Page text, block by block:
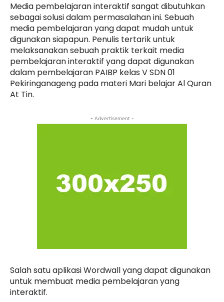
Media pembelajaran interaktif sangat dibutuhkan
sebagai solusi dalam permasalahan ini. Sebuah
media pembelajaran yang dapat mudah untuk
digunakan siapapun. Penulis tertarik untuk
melaksanakan sebuah praktik terkait media
pembelajaran interaktif yang dapat digunakan
dalam pembelajaran PAIBP kelas V SDN 01
Pekiringanageng pada materi Mari belajar Al Quran
At Tin.
- Advertisement -
Salah satu aplikasi Wordwall yang dapat digunakan
untuk membuat media pembelajaran yang
interaktif.